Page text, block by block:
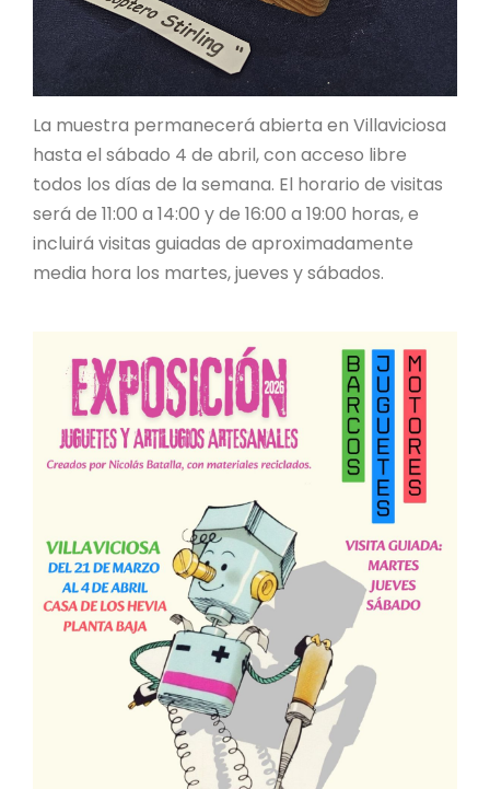
La muestra permanecerá abierta en Villaviciosa
hasta el sábado 4 de abril, con acceso libre
todos los días de la semana. El horario de visitas
será de 11:00 a 14:00 y de 16:00 a 19:00 horas, e
incluirá visitas guiadas de aproximadamente
media hora los martes, jueves y sábados.